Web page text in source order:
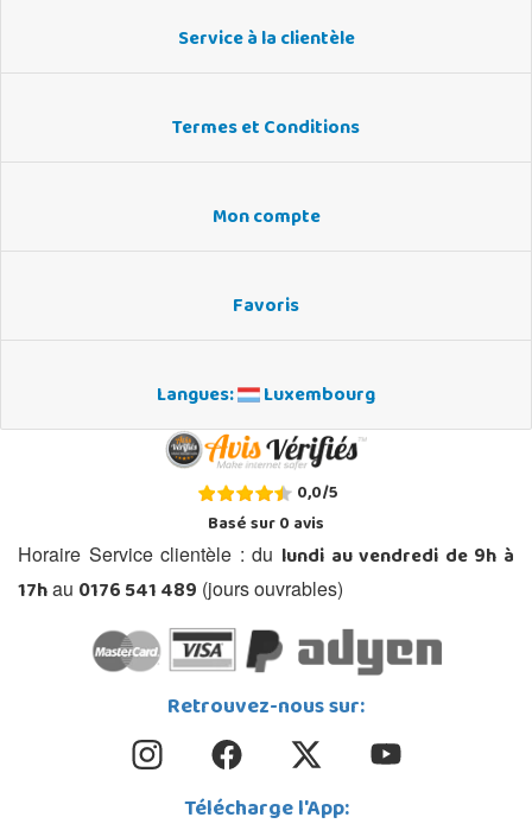
Service à la clientèle
Termes et Conditions
Mon compte
Favoris
Langues: Luxembourg
0,0/5
Basé sur0avis
Horaire Service clientèle : du lundi au vendredi de 9h à
17hau 0176 541 489 (jours ouvrables)
Retrouvez-nous sur:
Télécharge l'App: